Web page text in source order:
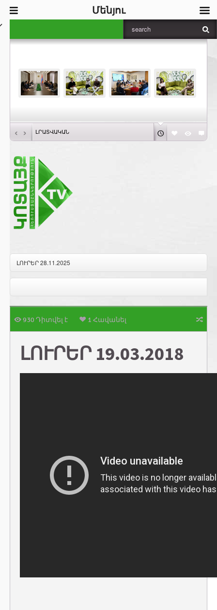
‹ › ԼՐԱՏՎԱԿԱՆ
ԼՈՒՐԵՐ 28.11.2025
930 Դիտվել է 1 Հավանել
ԼՈՒՐԵՐ 19.03.2018
Մենյու